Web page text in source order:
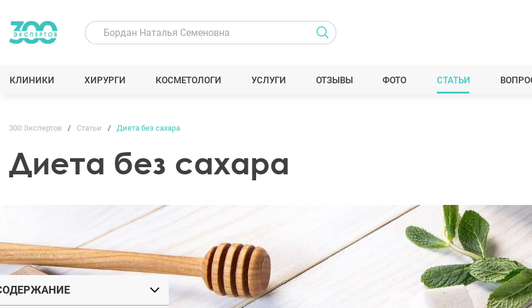
КЛИНИКИ ХИРУРГИ КОСМЕТОЛОГИ УСЛУГИ ОТЗЫВЫ ФОТО СТАТЬИ
300 Экспертов Статьи Диета без сахара
Диета без сахара